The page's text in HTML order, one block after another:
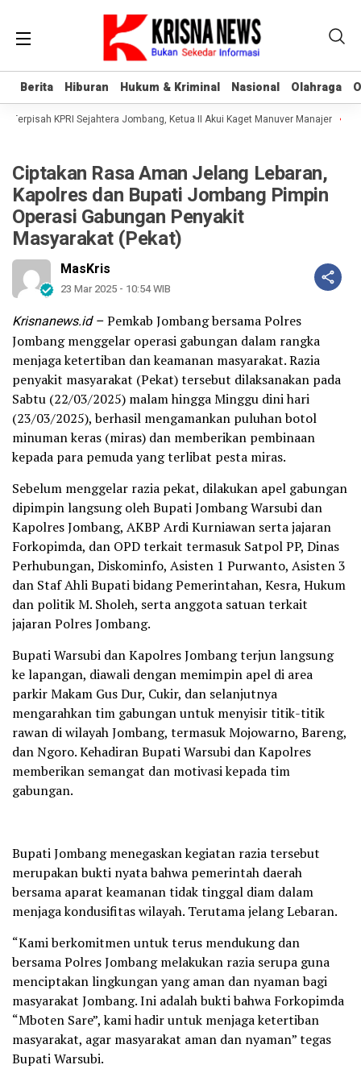
Berita Hiburan Hukum & Kriminal Nasional Olahraga
Berita Hiburan Hukum & Kriminal Nasional Olahraga
Terpisah KPRI Sejahtera Jombang, Ketua II Akui Kaget Manuver Manajer
Ciptakan Rasa Aman Jelang Lebaran,
Kapolres dan Bupati Jombang Pimpin
Operasi Gabungan Penyakit
Masyarakat (Pekat)
MasKris
23 Mar 2025 - 10:54 WIB
Krisnanews.id –Pemkab Jombang bersama Polres
Jombang menggelar operasi gabungan dalam rangka
menjaga ketertiban dan keamanan masyarakat. Razia
penyakit masyarakat (Pekat) tersebut dilaksanakan pada
Sabtu (22/03/2025) malam hingga Minggu dini hari
(23/03/2025), berhasil mengamankan puluhan botol
minuman keras (miras) dan memberikan pembinaan
kepada para pemuda yang terlibat pesta miras.
Sebelum menggelar razia pekat, dilakukan apel gabungan
dipimpin langsung oleh Bupati Jombang Warsubi dan
Kapolres Jombang, AKBP Ardi Kurniawan serta jajaran
Forkopimda, dan OPD terkait termasuk Satpol PP, Dinas
Perhubungan, Diskominfo, Asisten 1 Purwanto, Asisten 3
dan Staf Ahli Bupati bidang Pemerintahan, Kesra, Hukum
dan politik M. Sholeh, serta anggota satuan terkait
jajaran Polres Jombang.
Bupati Warsubi dan Kapolres Jombang terjun langsung
ke lapangan, diawali dengan memimpin apel di area
parkir Makam Gus Dur, Cukir, dan selanjutnya
mengarahkan tim gabungan untuk menyisir titik-titik
rawan di wilayah Jombang, termasuk Mojowarno, Bareng,
dan Ngoro. Kehadiran Bupati Warsubi dan Kapolres
memberikan semangat dan motivasi kepada tim
gabungan.
Bupati Jombang menegaskan kegiatan razia tersebut
merupakan bukti nyata bahwa pemerintah daerah
bersama aparat keamanan tidak tinggal diam dalam
menjaga kondusifitas wilayah. Terutama jelang Lebaran.
“Kami berkomitmen untuk terus mendukung dan
bersama Polres Jombang melakukan razia serupa guna
menciptakan lingkungan yang aman dan nyaman bagi
masyarakat Jombang. Ini adalah bukti bahwa Forkopimda
“Mboten Sare”, kami hadir untuk menjaga ketertiban
masyarakat, agar masyarakat aman dan nyaman” tegas
Bupati Warsubi.